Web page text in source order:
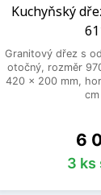
Kuchyňský
Granitový dřez s
otočný, rozměr
420 x 200 mm,
6
3 ks